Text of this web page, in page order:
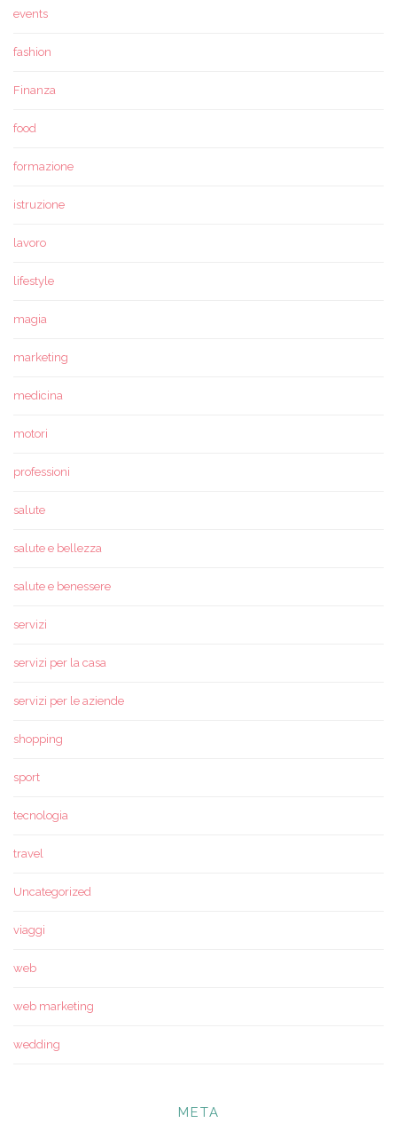
events
fashion
Finanza
food
formazione
istruzione
lavoro
lifestyle
magia
marketing
medicina
motori
professioni
salute
salute e bellezza
salute e benessere
servizi
servizi per la casa
servizi per le aziende
shopping
sport
tecnologia
travel
Uncategorized
viaggi
web
web marketing
wedding
META